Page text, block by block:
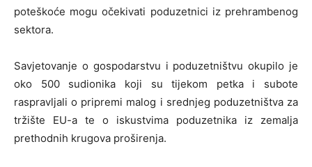
poteškoće mogu očekivati poduzetnici iz prehrambenog
sektora.
Savjetovanje o gospodarstvu i poduzetništvu okupilo je
oko 500 sudionika koji su tijekom petka i subote
raspravljali o pripremi malog i srednjeg poduzetništva za
tržište EU-a te o iskustvima poduzetnika iz zemalja
prethodnih krugova proširenja.